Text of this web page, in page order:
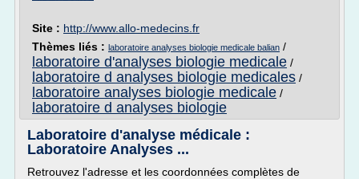
Site : http://www.allo-medecins.fr
Thèmes liés : laboratoire analyses biologie medicale balian /
laboratoire d'analyses biologie medicale /
laboratoire d analyses biologie medicales /
laboratoire analyses biologie medicale /
laboratoire d analyses biologie
Laboratoire d'analyse médicale :
Laboratoire Analyses ...
Retrouvez l'adresse et les coordonnées complètes de